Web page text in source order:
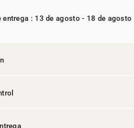
entrega : 13 de agosto - 18 de agosto